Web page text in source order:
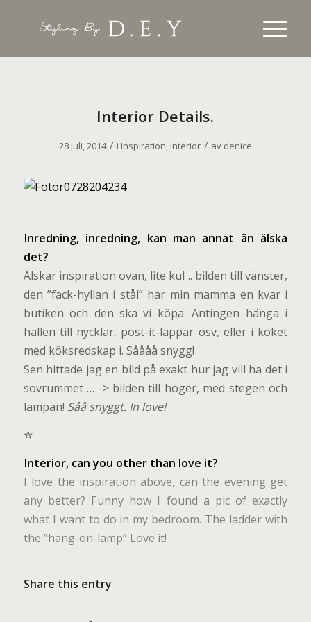
Interior Details.
28 juli, 2014 / i Inspiration, Interior / av denice
Inredning, inredning, kan man annat än älska
det?
Älskar inspiration ovan, lite kul .. bilden till vänster,
den ”fack-hyllan i stål” har min mamma en kvar i
butiken och den ska vi köpa. Antingen hänga i
hallen till nycklar, post-it-lappar osv, eller i köket
med köksredskap i. Såååå snygg!
Sen hittade jag en bild på exakt hur jag vill ha det i
sovrummet … -> bilden till höger, med stegen och
lampan! Såå snyggt. In love!
✮
Interior, can you other than love it?
I love the inspiration above, can the evening get
any better? Funny how I found a pic of exactly
what I want to do in my bedroom. The ladder with
the ”hang-on-lamp” Love it!
Share this entry